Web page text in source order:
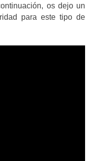
os dejo un
para este tipo de